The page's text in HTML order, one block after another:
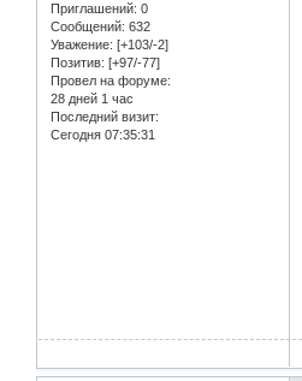
Приглашений: 0
Сообщений: 632
Уважение: [+103/-2]
Позитив: [+97/-77]
Провел на форуме:
28 дней 1 час
Последний визит:
Сегодня 07:35:31